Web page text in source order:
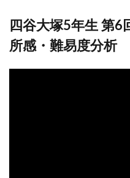
四谷大塚5年生 第
所感・難易度分析